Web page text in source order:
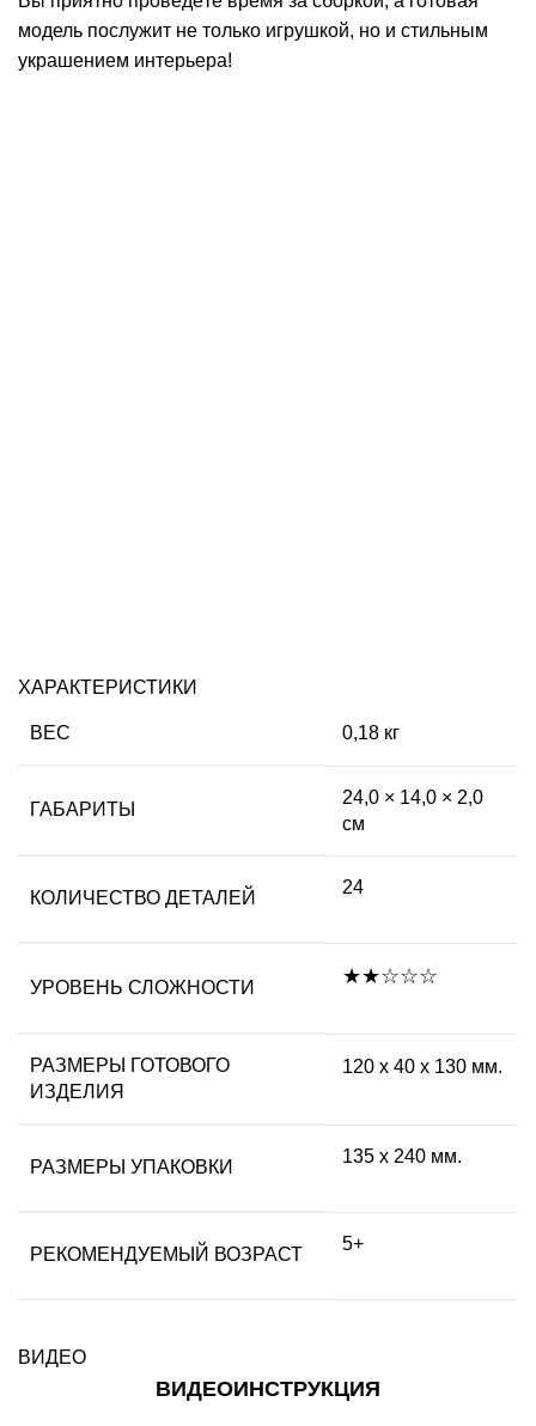
модель послужит не только игрушкой, но и стильным
украшением интерьера!
ХАРАКТЕРИСТИКИ
ВЕС 0,18 кг
ГАБАРИТЫ
24,0 × 14,0 × 2,0
см
КОЛИЧЕСТВО ДЕТАЛЕЙ
24
УРОВЕНЬ СЛОЖНОСТИ ★★☆☆☆
РАЗМЕРЫ ГОТОВОГО
ИЗДЕЛИЯ
120 х 40 х 130 мм.
РАЗМЕРЫ УПАКОВКИ
135 х 240 мм.
РЕКОМЕНДУЕМЫЙ ВОЗРАСТ
5+
ВИДЕО
ВИДЕОИНСТРУКЦИЯ